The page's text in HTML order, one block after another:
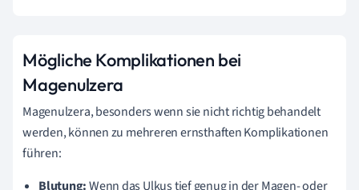
Mögliche Komplikationen bei
Magenulzera
Magenulzera, besonders wenn sie nicht richtig behandelt
werden, können zu mehreren ernsthaften Komplikationen
führen:
Blutung:Wenn das Ulkus tief genug in der Magen- oder